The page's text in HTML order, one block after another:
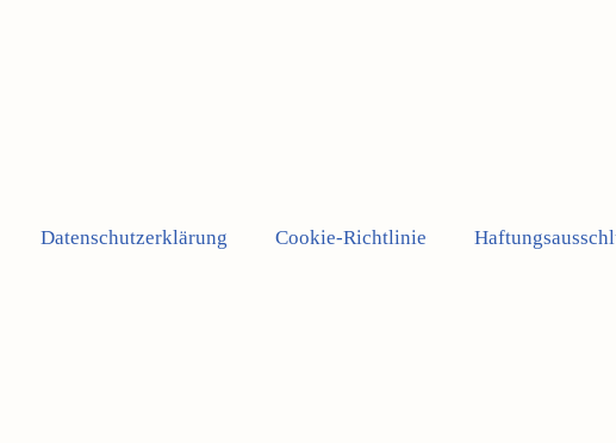
Datenschutzerklärung Cookie-Richtlinie